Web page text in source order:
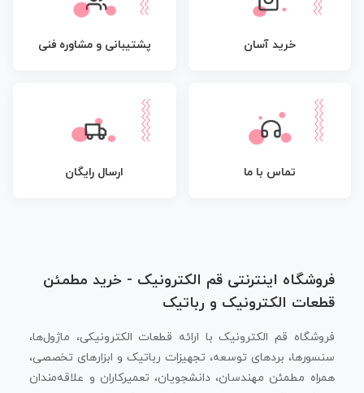
خرید آسان پشتیبانی و مشاوره فنی
تماس با ما ارسال رایگان
فروشگاه اینترنتی قم الکترونیک - خرید مطمئن
قطعات الکترونیک و رباتیک
فروشگاه قم الکترونیک با ارائه قطعات الکترونیکی، ماژول‌ها،
سنسورها، بردهای توسعه، تجهیزات رباتیک و ابزارهای تخصصی،
همراه مطمئن مهندسان، دانشجویان، تعمیرکاران و علاقه‌مندان